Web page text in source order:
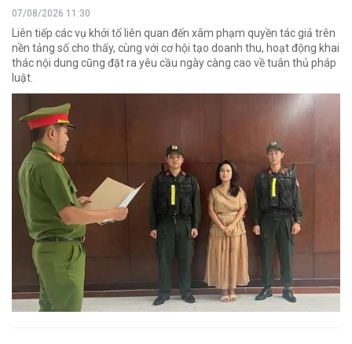
07/08/2026 11:30
Liên tiếp các vụ khởi tố liên quan đến xâm phạm quyền tác giả trên
nền tảng số cho thấy, cùng với cơ hội tạo doanh thu, hoạt động khai
thác nội dung cũng đặt ra yêu cầu ngày càng cao về tuân thủ pháp
luật.